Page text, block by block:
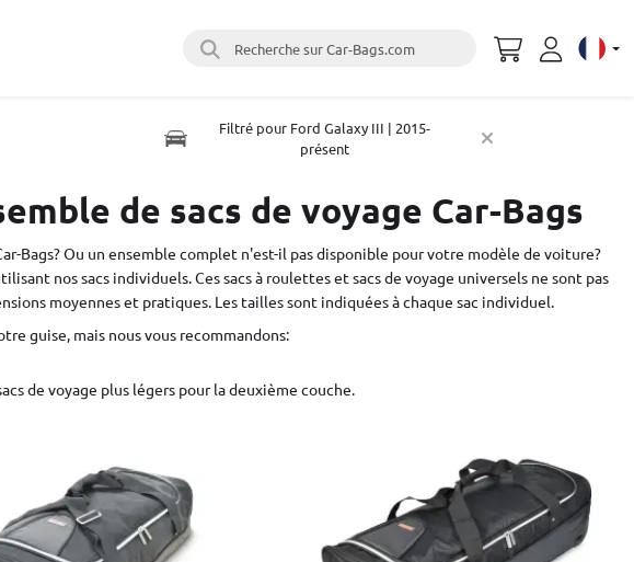
Recherche sur Car-Bags.com Select
Filtré pour Ford Galaxy III | 2015-
présent
de sacs de voyage Car-Bags
Bags? Ou un ensemble complet n'est-il pas disponible pour votre modèle de voiture?
nos sacs individuels. Ces sacs à roulettes et sacs de voyage universels ne sont pas
moyennes et pratiques. Les tailles sont indiquées à chaque sac individuel.
guise, mais nous vous recommandons:
de voyage plus légers pour la deuxième couche.